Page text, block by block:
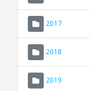
2017
2018
2019